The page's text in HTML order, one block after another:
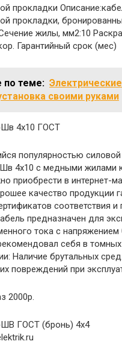
прокладки
прокладки,
жилы, мм2:10
Гарантийный срок (мес)
по теме:
своими руками
4х10 ГОСТ
популярностью
4х10 с медными жилами
приобрести в интернет-
качество продукции
соответствия и
предназначен для
тока с напряжением
себя в томных
Наличие брутальных
повреждений при
2000р.
ГОСТ (бронь) 4х4